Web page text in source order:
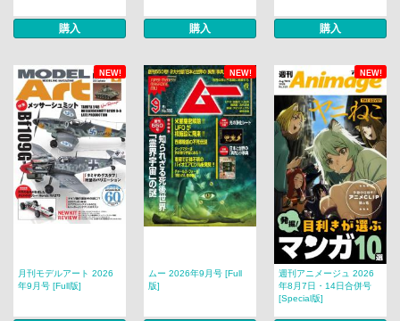
購入 購入 購入
NEW! NEW! NEW!
月刊モデルアート 2026
年9月号 [Full版]
ムー 2026年9月号 [Full
版]
週刊アニメージュ 2026
年8月7日・14日合併号
[Special版]